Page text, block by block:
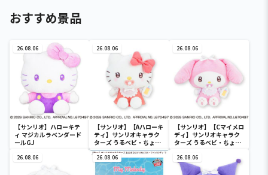
おすすめ景品
26.08.06
【サンリオ】ハローキテ
ィ マジカルラベンダード
ールGJ
26.08.06
【サンリオ】【Aハローキ
ティ】サンリオキャラク
ターズ うるベビ・ちょい
デカドール
26.08.06
【サンリオ】【Cマイメロ
ディ】サンリオキャラク
ターズ うるベビ・ちょい
26.08.06 26.08.06 26.08.06